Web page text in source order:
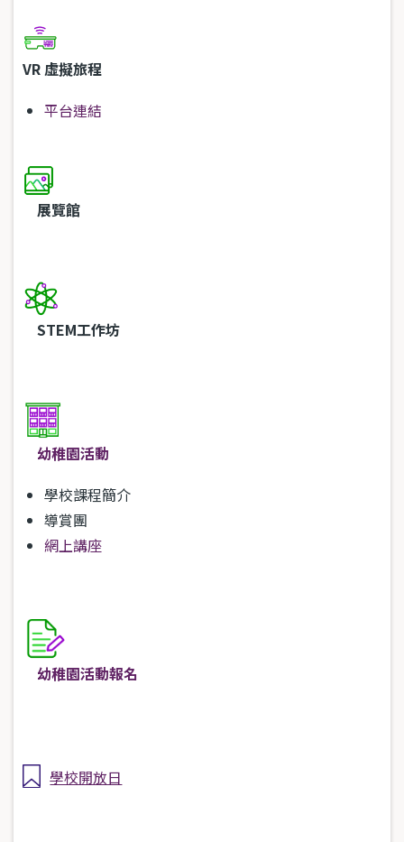
VR 虛擬旅程
平台連結
展覽館
STEM工作坊
幼稚園活動
學校課程簡介
導賞團
網上講座
幼稚園活動報名
學校開放日